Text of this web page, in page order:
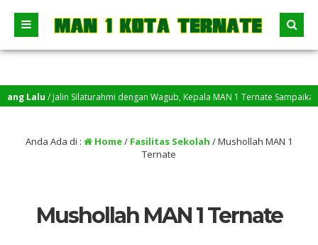
Lalu/ Jalin Silaturahmi dengan Wagub, Kepala MAN 1 Ternate Sampaikan
Anda Ada di : Home/ Fasilitas Sekolah /Mushollah MAN 1
Ternate
Mushollah MAN 1 Ternate